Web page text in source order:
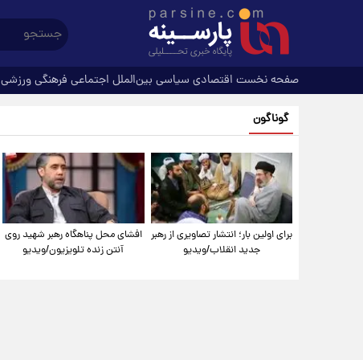
صفحه نخست اقتصادی سیاسی بین‌الملل اجتماعی فرهنگیورزشی
گوناگون
برای اولین بار؛ انتشار تصاویری از رهبر
جدید انقلاب/ویدیو
افشای محل پناهگاه‌ رهبر شهید روی
آنتن زنده تلویزیون/ویدیو